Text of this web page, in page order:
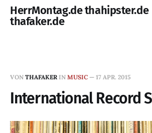
HerrMontag.de thahipster.de
thafaker.de
VON THAFAKER IN MUSIC — 17 APR. 2015
International Record